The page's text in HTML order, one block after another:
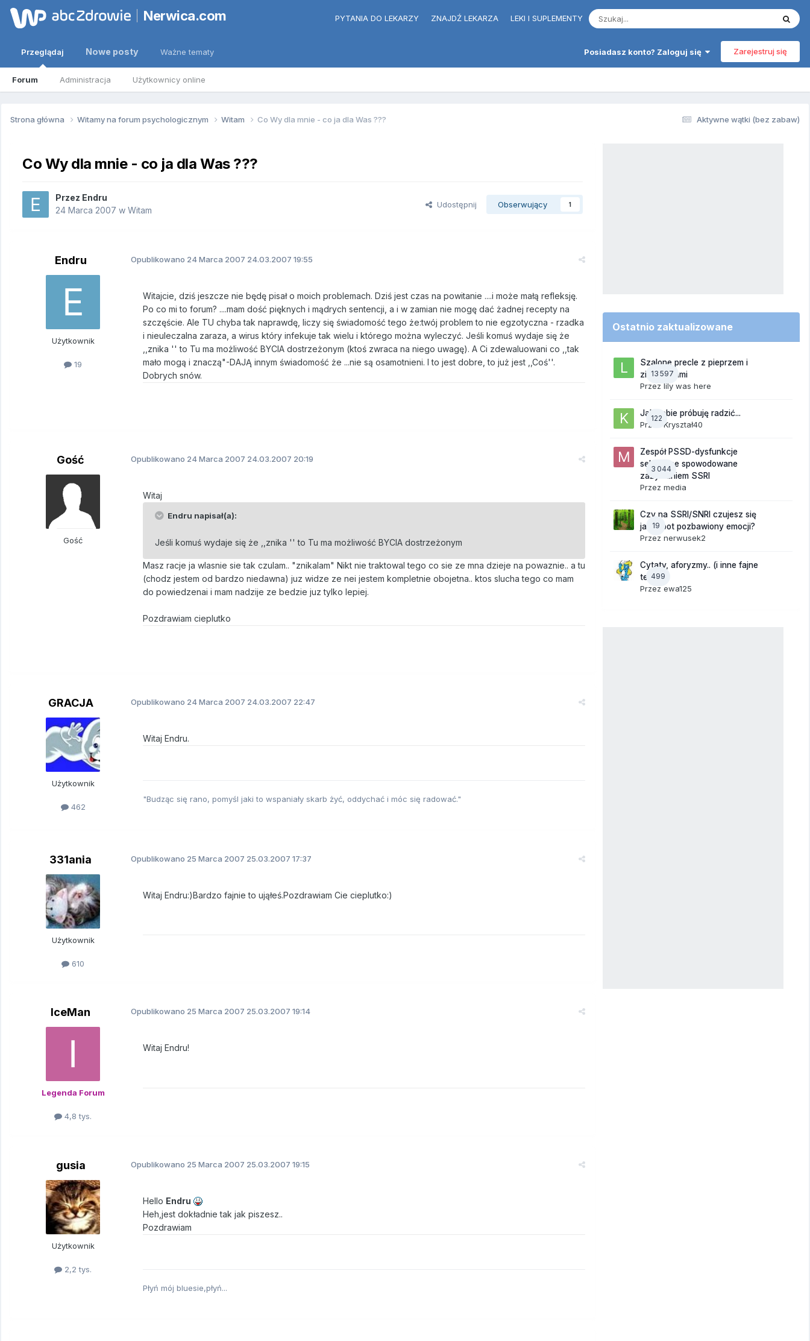
Nerwica.com PYTANIA DO LEKARZY ZNAJDŹ LEKARZA LEKI I SUPLEMENTY
Posiadasz konto? Zaloguj się Zarejestruj się
Przeglądaj
Forum Administracja Użytkownicy online
Nowe posty Ważne tematy
Aktywne wątki (bez zabaw)
Strona główna Witamy na forum psychologicznym Witam Co Wy dla mnie - co ja dla Was ???
Co Wy dla mnie - co ja dla Was ???
Przez Endru
24 Marca 2007 w Witam
Udostępnij Obserwujący 1
Endru
Użytkownik
19
Opublikowano 24 Marca 2007 24.03.2007 19:55
Witajcie, dziś jeszcze nie będę pisał o moich problemach. Dziś jest czas na powitanie ....i może małą refleksję.
Po co mi to forum? ....mam dość pięknych i mądrych sentencji, a i w zamian nie mogę dać żadnej recepty na
szczęście. Ale TU chyba tak naprawdę, liczy się świadomość tego że:twój problem to nie egzotyczna - rzadka
i nieuleczalna zaraza, a wirus który infekuje tak wielu i którego można wyleczyć. Jeśli komuś wydaje się że
,,znika '' to Tu ma możliwość BYCIA dostrzeżonym (ktoś zwraca na niego uwagę). A Ci zdewaluowani co ,,tak
mało mogą i znaczą"-DAJĄ innym świadomość że ...nie są osamotnieni. I to jest dobre, to już jest ,,Coś''.
Dobrych snów.
Gość
Gość
Opublikowano 24 Marca 2007 24.03.2007 20:19
Witaj
Endru napisał(a):
Jeśli komuś wydaje się że ,,znika '' to Tu ma możliwość BYCIA dostrzeżonym
Masz racje ja wlasnie sie tak czulam.. "znikalam" Nikt nie traktowal tego co sie ze mna dzieje na powaznie.. a tu
(chodz jestem od bardzo niedawna) juz widze ze nei jestem kompletnie obojetna.. ktos slucha tego co mam
do powiedzenai i mam nadzije ze bedzie juz tylko lepiej.
Pozdrawiam cieplutko
GRACJA
Użytkownik
462
Opublikowano 24 Marca 2007 24.03.2007 22:47
Witaj Endru.
"Budząc się rano, pomyśl jaki to wspaniały skarb żyć, oddychać i móc się radować."
331ania
Użytkownik
610
Opublikowano 25 Marca 2007 25.03.2007 17:37
Witaj Endru:)Bardzo fajnie to ująłeś.Pozdrawiam Cie cieplutko:)
IceMan
Legenda Forum
4,8 tys.
Opublikowano 25 Marca 2007 25.03.2007 19:14
Witaj Endru!
gusia
Użytkownik
2,2 tys.
Opublikowano 25 Marca 2007 25.03.2007 19:15
Hello Endru
Heh,jest dokładnie tak jak piszesz..
Pozdrawiam
Płyń mój bluesie,płyń...
Ostatnio zaktualizowane
13 597
Szalone precle z pieprzem i
ziemniakami
Przez lily was here
122
Jak sobie próbuję radzić...
Przez Kryształ40
3 044
Zespół PSSD-dysfunkcje
seksualne spowodowane
zażywaniem SSRI
Przez media
19
Czy na SSRI/SNRI czujesz się
jak robot pozbawiony emocji?
Przez nerwusek2
499
Cytaty, aforyzmy.. (i inne fajne
teksty)
Przez ewa125